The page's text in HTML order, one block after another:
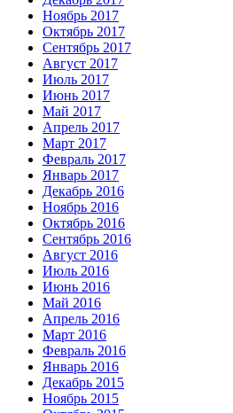
Ноябрь 2017
Октябрь 2017
Сентябрь 2017
Август 2017
Июль 2017
Июнь 2017
Май 2017
Апрель 2017
Март 2017
Февраль 2017
Январь 2017
Декабрь 2016
Ноябрь 2016
Октябрь 2016
Сентябрь 2016
Август 2016
Июль 2016
Июнь 2016
Май 2016
Апрель 2016
Март 2016
Февраль 2016
Январь 2016
Декабрь 2015
Ноябрь 2015